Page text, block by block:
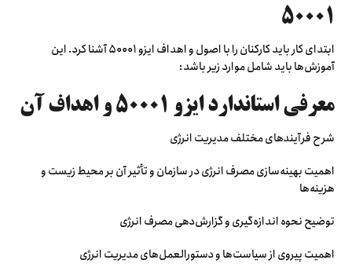
۵۰۰۰۱
ابتدای کار باید کارکنان را با اصول و اهداف ایزو ۵۰۰۰۱ آشنا کرد. این
آموزش‌ها باید شامل موارد زیر باشد:
معرفی استاندارد ایزو ۵۰۰۰۱ و اهداف آن
شرح فرآیندهای مختلف مدیریت انرژی
اهمیت بهینه‌سازی مصرف انرژی در سازمان و تأثیر آن بر محیط زیست و
هزینه‌ها
توضیح نحوه اندازه‌گیری و گزارش‌دهی مصرف انرژی
اهمیت پیروی از سیاست‌ها و دستورالعمل‌های مدیریت انرژی